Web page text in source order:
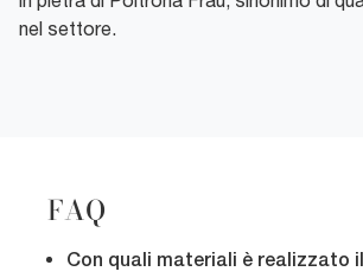
nel settore.
FAQ
Con quali materiali è realizzato